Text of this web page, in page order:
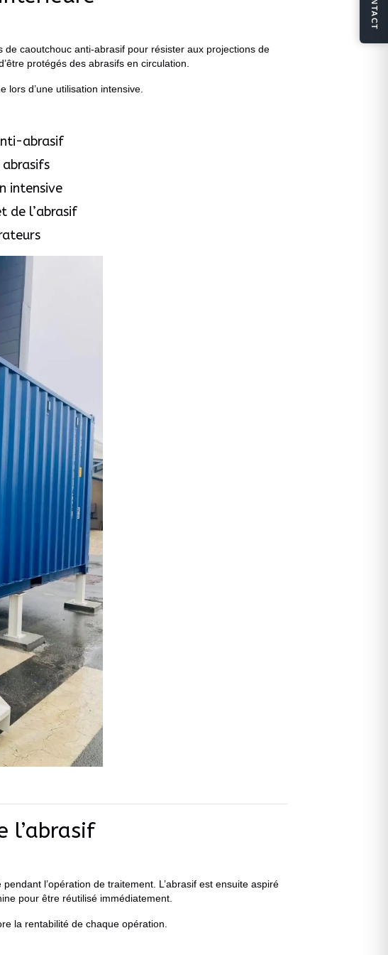
caoutchouc anti-abrasif pour résister aux projections de
protégés des abrasifs en circulation.
lors d’une utilisation intensive.
abrasif
abrasifs
intensive
de l’abrasif
l’abrasif
l’opération de traitement. L’abrasif est ensuite aspiré
pour être réutilisé immédiatement.
la rentabilité de chaque opération.